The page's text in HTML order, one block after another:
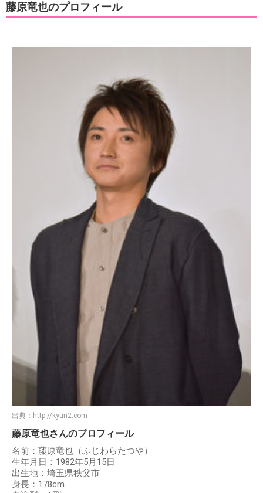
藤原竜也のプロフィール
出典： http://kyun2.com
藤原竜也さんのプロフィール
名前：藤原竜也（ふじわらたつや）
生年月日：1982年5月15日
出生地：埼玉県秩父市
身長：178cm